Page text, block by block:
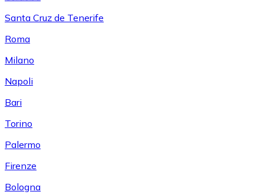
Santa Cruz de Tenerife
Roma
Milano
Napoli
Bari
Torino
Palermo
Firenze
Bologna